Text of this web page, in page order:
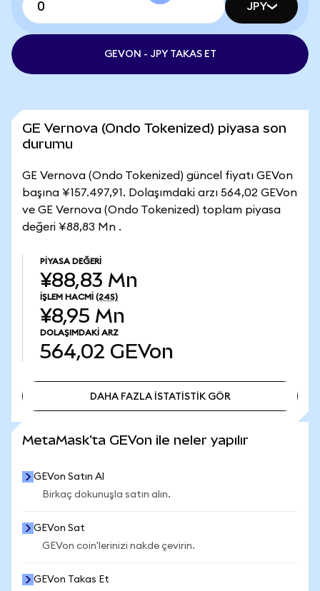
JPY
GEVON - JPY TAKAS ET
GE Vernova (Ondo Tokenized) piyasa son
durumu
GE Vernova (Ondo Tokenized) güncel fiyatı GEVon
başına ¥157.497,91. Dolaşımdaki arzı 564,02 GEVon
ve GE Vernova (Ondo Tokenized) toplam piyasa
değeri ¥88,83 Mn .
PIYASA DEĞERI
¥88,83 Mn
İŞLEM HACMI (24S)
¥8,95 Mn
DOLAŞIMDAKI ARZ
564,02 GEVon
DAHA FAZLA İSTATİSTİK GÖR
MetaMask'ta GEVon ile neler yapılır
GEVon Satın Al
Birkaç dokunuşla satın alın.
GEVon Sat
GEVon coin'lerinizi nakde çevirin.
GEVon Takas Et